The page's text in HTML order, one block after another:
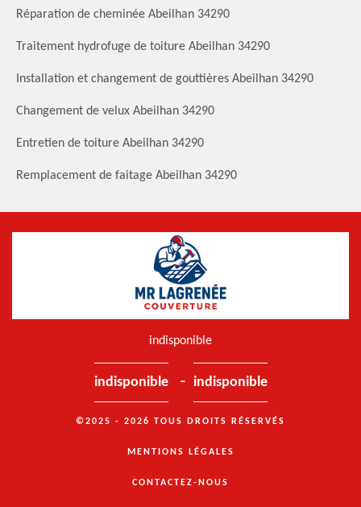
Réparation de cheminée Abeilhan 34290
Traitement hydrofuge de toiture Abeilhan 34290
Installation et changement de gouttières Abeilhan 34290
Changement de velux Abeilhan 34290
Entretien de toiture Abeilhan 34290
Remplacement de faitage Abeilhan 34290
indisponible
indisponible - indisponible
©2025 - 2026 TOUS DROITS RÉSERVÉS
MENTIONS LÉGALES
CONTACTEZ-NOUS